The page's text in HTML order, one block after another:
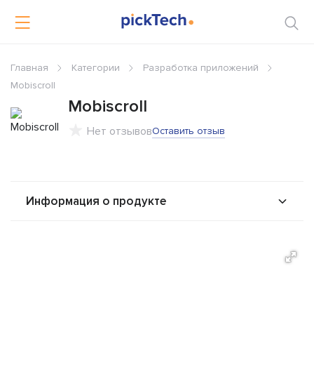
Главная Категории
Разработка приложений
Mobiscroll
Mobiscroll
Нет отзывовОставить отзыв
Информация о продукте